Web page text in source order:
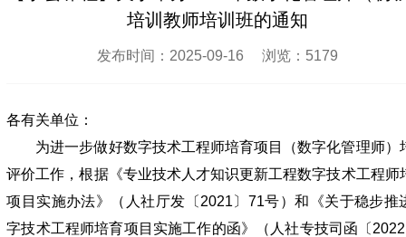
培训教师培训班的通知
发布时间：2025-09-16 浏览：5179
各有关单位：
为进一步做好数字技术工程师培育项目（数字化管理师）
评价工作，根据《专业技术人才知识更新工程数字技术工程师
项目实施办法》（人社厅发〔2021〕71号）和《关于稳步推
字技术工程师培育项目实施工作的函》（人社专技司函〔